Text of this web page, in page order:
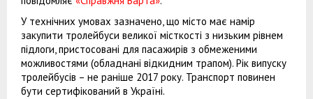
У технічних умовах зазначено, що місто має намір
закупити тролейбуси великої місткості з низьким рівнем
підлоги, пристосовані для пасажирів з обмеженими
можливостями (обладнані відкидним трапом). Рік випуску
тролейбусів – не раніше 2017 року. Транспорт повинен
бути сертифікований в Україні.